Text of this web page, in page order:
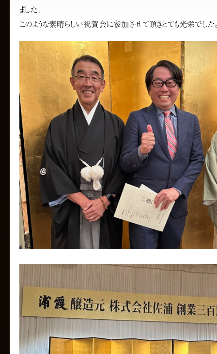
ました。
このような素晴らしい祝賀会に参加させて頂きとても光栄でした